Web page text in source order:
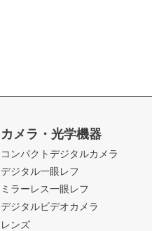
カメラ・光学機器
コンパクトデジタルカメラ
デジタル一眼レフ
ミラーレス一眼レフ
デジタルビデオカメラ
レンズ